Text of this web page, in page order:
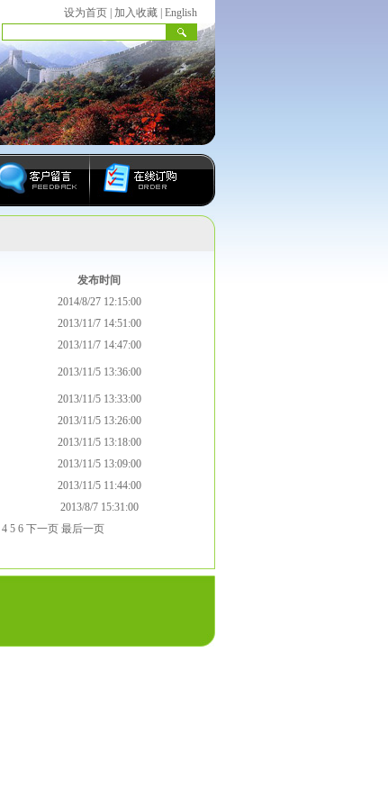
设为首页 加入收藏 English
发布时间
2014/8/27 12:15:00
2013/11/7 14:51:00
2013/11/7 14:47:00
2013/11/5 13:36:00
2013/11/5 13:33:00
2013/11/5 13:26:00
2013/11/5 13:18:00
2013/11/5 13:09:00
2013/11/5 11:44:00
2013/8/7 15:31:00
4 5 6 下一页 最后一页